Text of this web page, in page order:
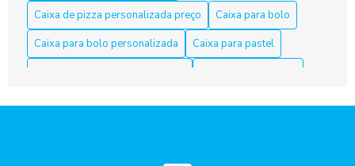
Caixa de Papelão em Fortaleza: Opções e Dicas
Caixa de Papelão em Fortaleza: Qualidade e Variedade
Necessidades de Embalagem
Caixa de pizza personalizada preço
Caixa para bolo
Caixa para bolo personalizada
Caixa para pastel